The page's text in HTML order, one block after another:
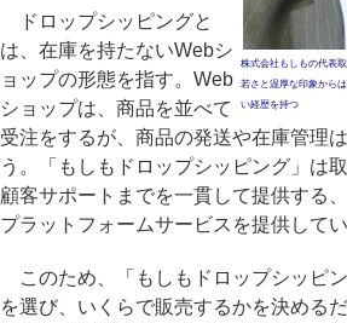
株式会社もしもの代表
若さと温厚な印象から
い経歴を持つ
ドロップシッピングと
は、在庫を持たないWebシ
ョップの形態を指す。Web
ショップは、商品を並べて
受注をするが、商品の発送や在庫管理
う。「もしもドロップシッピング」は
顧客サポートまでを一貫して提供する
プラットフォームサービスを提供してい
このため、「もしもドロップシッピ
を選び、いくらで販売するかを決める